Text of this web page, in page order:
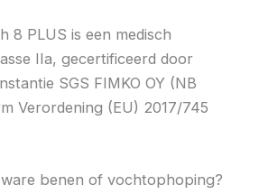
8 PLUS is een medisch
IIa, gecertificeerd door
SGS FIMKO OY (NB
Verordening (EU) 2017/745
benen of vochtophoping?